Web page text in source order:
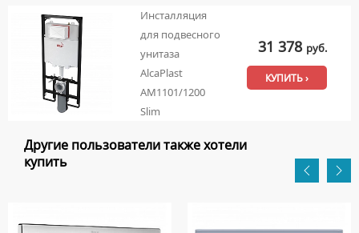
Инсталляция
для подвесного
унитаза
AlcaPlast
AM1101/1200
Slim
31 378 руб.
КУПИТЬ ›
Другие пользователи также хотели
купить